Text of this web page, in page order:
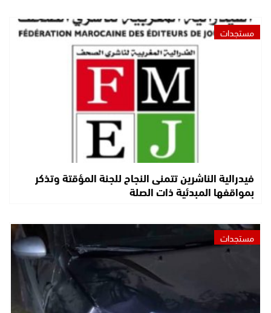
مستجدات
فيدرالية الناشرين تتمنى النجاح للجنة المؤقتة وتذكر
بمواقفها المبدئية ذات الصلة
مستجدات